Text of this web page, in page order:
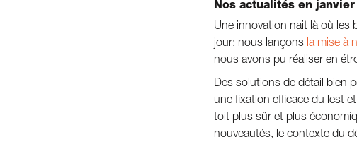
Nos actualités en janvier
Une innovation nait là où les
jour: nous lançons la mise à
nous avons pu réaliser en
Des solutions de détail bien
une fixation efficace du lest
toit plus sûr et plus
nouveautés, le contexte du